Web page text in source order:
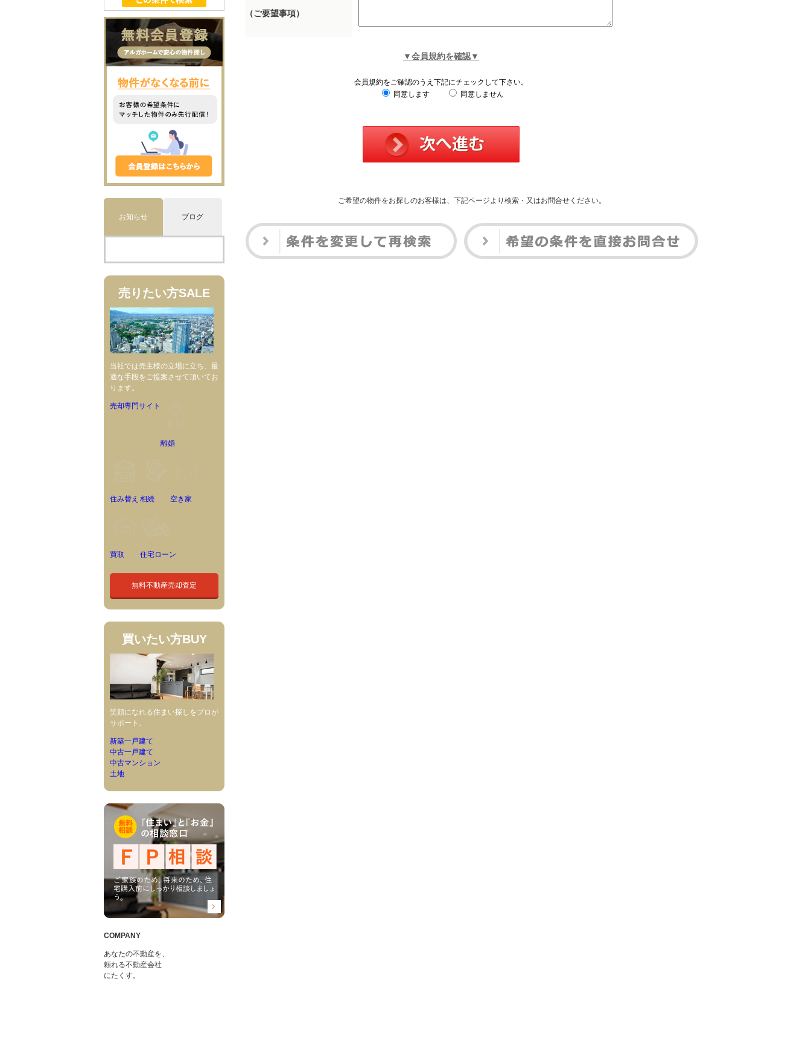
（ご要望事項）
▼会員規約を確認▼
会員規約をご確認のうえ下記にチェックして下さい。
同意します
同意しません
ご希望の物件をお探しのお客様は、下記ページより検索・又はお問合せください。
お知らせ ブログ
売りたい方SALE
当社では売主様の立場に立ち、最
適な手段をご提案させて頂いてお
ります。
売却専門サイト
離婚
住み替え 相続 空き家
買取 住宅ローン
無料不動産売却査定
買いたい方BUY
笑顔になれる住まい探しをプロが
サポート。
新築一戸建て
中古一戸建て
中古マンション
土地
COMPANY
あなたの不動産を、
頼れる不動産会社
にたくす。